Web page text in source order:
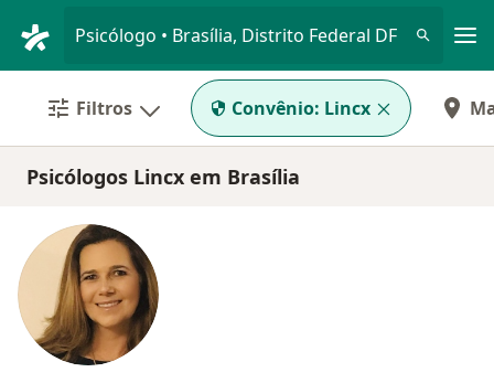
Psicólogo • Brasília, Distrito Federal DF
Filtros Convênio: Lincx
Psicólogos Lincx em Brasília